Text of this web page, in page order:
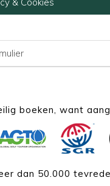
boeken, want
dan 50.000